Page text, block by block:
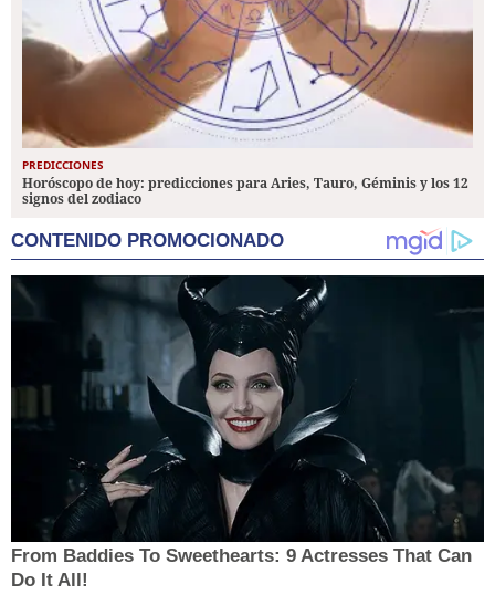
PREDICCIONES
Horóscopo de hoy: predicciones para Aries, Tauro, Géminis y los 12
signos del zodiaco
CONTENIDO PROMOCIONADO
From Baddies To Sweethearts: 9 Actresses That Can
Do It All!